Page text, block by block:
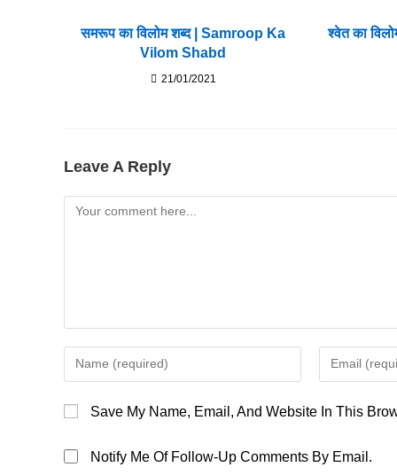
समरूप का विलोम शब्द | Samroop Ka
Vilom Shabd
21/01/2021
श्वेत का
Leave A Reply
Comment
Enter
Your
Or
To
Enter
Your
Comment
Save My Name, Email, And Website In This
Notify Me Of Follow-Up Comments By Email.